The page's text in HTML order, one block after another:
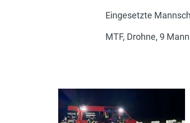
Eingesetzte
MTF, Drohne, 9 Mann